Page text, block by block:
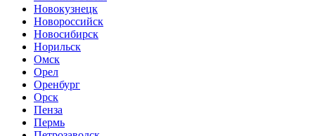
Новокузнецк
Новороссийск
Новосибирск
Норильск
Омск
Орел
Оренбург
Орск
Пенза
Пермь